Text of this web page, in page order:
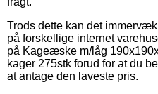
Trods dette kan det
på forskellige internet
på Kageæske m/låg
kager 275stk forud for at du
at antage den laveste pris.